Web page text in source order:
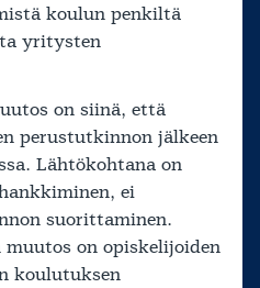
koulun penkiltä
yritysten
on siinä, että
perustutkinnon jälkeen
Lähtökohtana on
ei
suorittaminen.
on opiskelijoiden
koulutuksen